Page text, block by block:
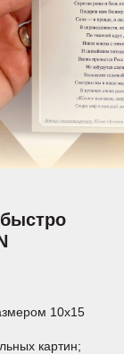
быстро
10х15
картин;